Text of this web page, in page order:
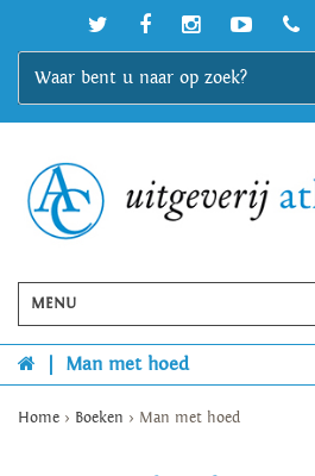
MENU
Man met hoed
Home > Boeken > Man met hoed